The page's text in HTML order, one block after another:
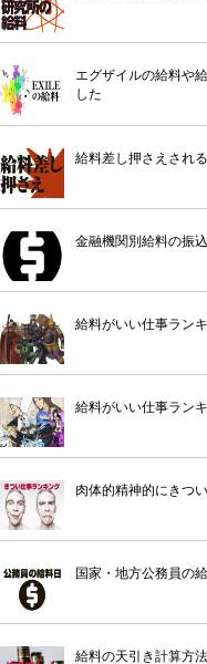
エグザイルの給料や
した
給料差し押さえされ
金融機関別給料の振
給料がいい仕事ラン
給料がいい仕事ラン
肉体的精神的にきつ
国家・地方公務員の
給料の天引き計算方